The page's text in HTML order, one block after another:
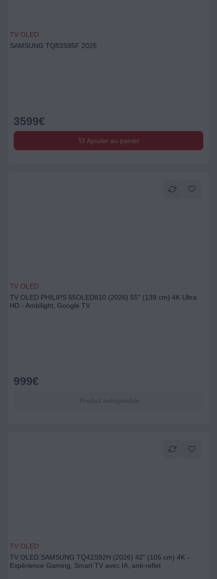
TV OLED
SAMSUNG TQ83S95F 2025
3599€
Ajouter au panier
TV OLED
TV OLED PHILIPS 55OLED810 (2026) 55" (139 cm) 4K Ultra
HD - Ambilight, Google TV
999€
Produit indisponible
TV OLED
TV OLED SAMSUNG TQ42S92H (2026) 42" (105 cm) 4K -
Expérience Gaming, Smart TV avec IA, anti-reflet